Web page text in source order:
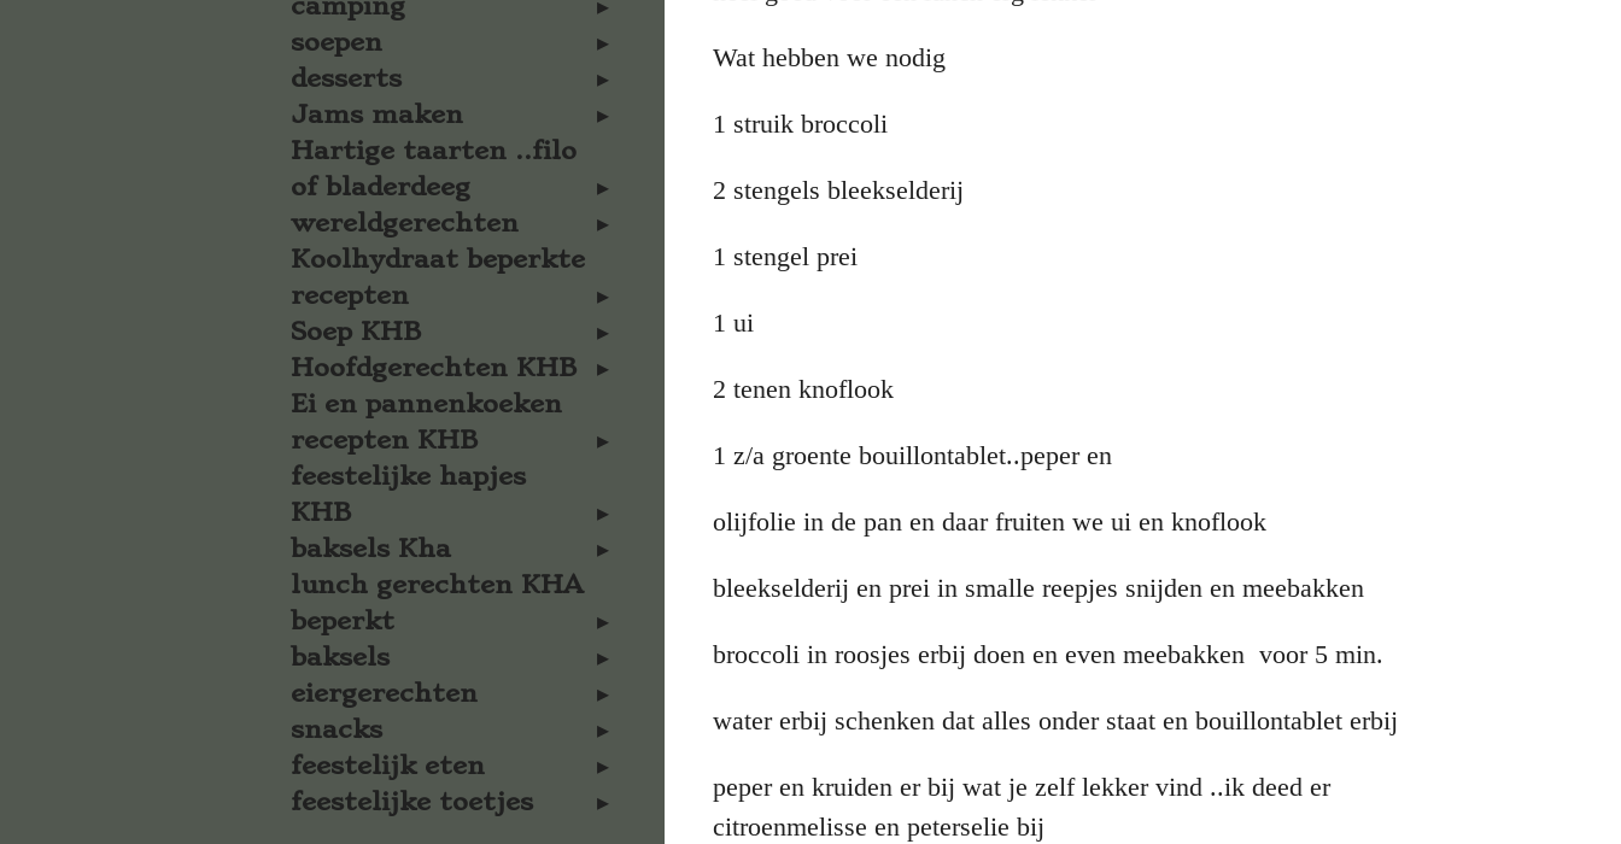
Wat hebben we nodig
1 struik broccoli
2 stengels bleekselderij
1 stengel prei
1 ui
2 tenen knoflook
1 z/a groente bouillontablet..peper en
olijfolie in de pan en daar fruiten we ui en knoflook
bleekselderij en prei in smalle reepjes snijden en meebakken
broccoli in roosjes erbij doen en even meebakken voor 5 min.
water erbij schenken dat alles onder staat en bouillontablet erbij
peper en kruiden er bij wat je zelf lekker vind ..ik deed er
citroenmelisse en peterselie bij
soepen
desserts
Jams maken
Hartige taarten ..filo
of bladerdeeg
wereldgerechten
Koolhydraat beperkte
recepten
Soep KHB
Hoofdgerechten KHB
Ei en pannenkoeken
recepten KHB
feestelijke hapjes
KHB
baksels Kha
lunch gerechten KHA
beperkt
baksels
eiergerechten
snacks
feestelijk eten
feestelijke toetjes